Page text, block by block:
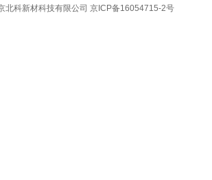
北科新材科技有限公司 京ICP备16054715-2号